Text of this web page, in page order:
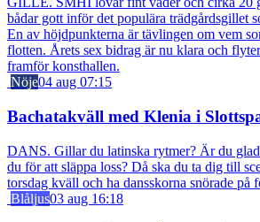
bådar gott inför det populära trädgårdsgillet
En av höjdpunkterna är tävlingen om vem
flotten. Årets sex bidrag är nu klara och
framför konsthallen.
Nöje04 aug 07:15
Bachatakväll med Klenia i
DANS. Gillar du latinska rytmer? Är du
du för att släppa loss? Då ska du ta dig till
torsdag kväll och ha dansskorna snörade på
Blåljus03 aug 16:18